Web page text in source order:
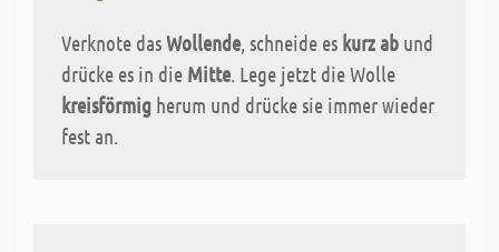
Verknote dasWollende, schneide es kurz ab und
drücke es in die Mitte. Lege jetzt die Wolle
kreisförmig herum und drücke sie immer wieder
fest an.